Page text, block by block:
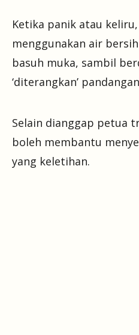
Ketika panik atau
menggunakan air
basuh muka, sambil
‘diterangkan’
Selain dianggap petua
boleh membantu
yang keletihan.